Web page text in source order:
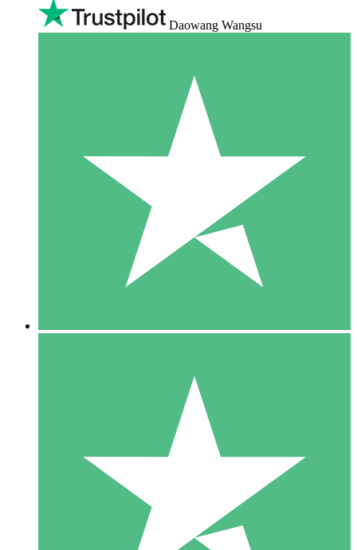
Daowang Wangsu